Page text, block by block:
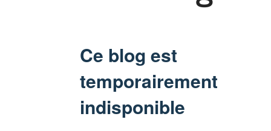
Ce blog est
temporairement
indisponible